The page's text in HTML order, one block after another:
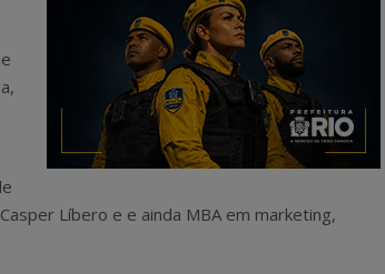
Líbero e e ainda MBA em marketing,